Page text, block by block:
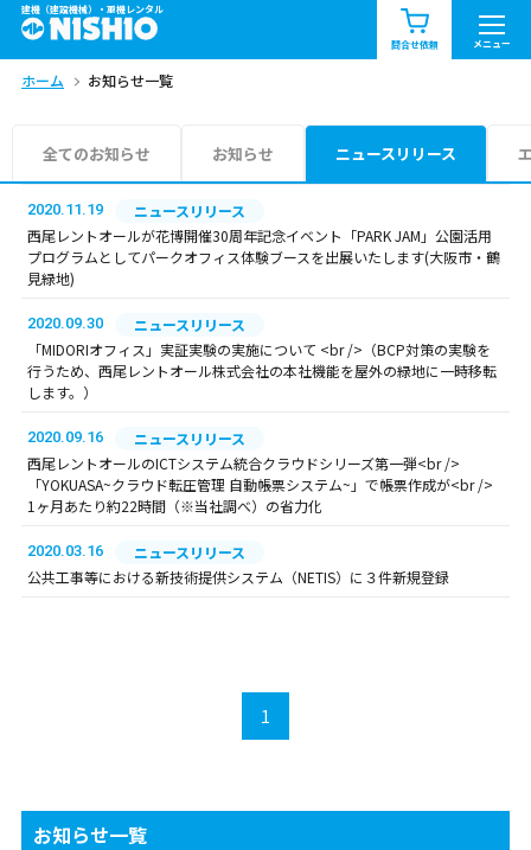
建機（建設機械）・重機レンタル
問合せ依頼 メニュー
商品一覧 お知らせ一覧
問合せ依頼リスト
エリア情報を見る
中部 関西 中国・四国
九州・沖縄（外部）
ホーム お知らせ一覧
全てのお知らせ お知らせ ニュースリリース
2020.11.19
ニュースリリース
西尾レントオールが花博開催30周年記念イベント「PARK JAM」公園活用
プログラムとしてパークオフィス体験ブースを出展いたします(大阪市・鶴
見緑地)
2020.09.30
ニュースリリース
「MIDORIオフィス」実証実験の実施について <br />（BCP対策の実験を
行うため、西尾レントオール株式会社の本社機能を屋外の緑地に一時移転
します。）
2020.09.16
ニュースリリース
西尾レントオールのICTシステム統合クラウドシリーズ第一弾<br />
「YOKUASA~クラウド転圧管理 自動帳票システム~」で帳票作成が<br />
1ヶ月あたり約22時間（※当社調べ）の省力化
2020.03.16
ニュースリリース
公共工事等における新技術提供システム（NETIS）に３件新規登録
1
お知らせ一覧